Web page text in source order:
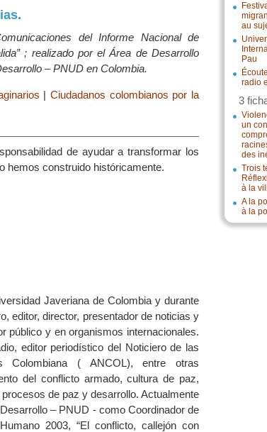
au
Pau
radio
3
un
des
Trois
à la
A la
à la
del Informe Nacional de
; realizado por el Área de Desarrollo
– PNUD en Colombia.
|Ciudadanos colombianos por la
de ayudar a transformar los
hemos construido históricamente.
Javeriana de Colombia y durante
editor, director, presentador de noticias y
público y en organismos internacionales.
editor periodístico del Noticiero de las
( ANCOL), entre otras
del conflicto armado, cultura de paz,
de paz y desarrollo. Actualmente
– PNUD - como Coordinador de
2003, “El conflicto, callejón con